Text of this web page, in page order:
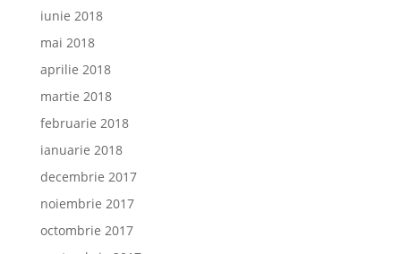
iunie 2018
mai 2018
aprilie 2018
martie 2018
februarie 2018
ianuarie 2018
decembrie 2017
noiembrie 2017
octombrie 2017